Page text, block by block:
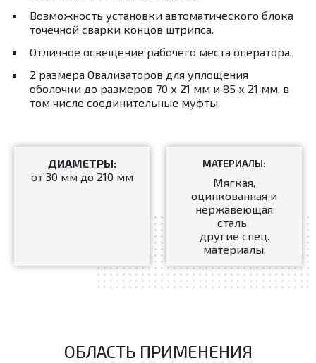
Возможность установки автоматического блока
точечной сварки концов штрипса.
Отличное освещение рабочего места оператора.
2 размера Овализаторов для уплощения
оболочки до размеров 70 х 21 мм и 85 х 21 мм, в
том числе соединительные муфты.
ДИАМЕТРЫ:
от 30 мм до 210 мм
МАТЕРИАЛЫ:
Мягкая,
оцинкованная и
нержавеющая
сталь,
другие спец.
материалы.
ОБЛАСТЬ ПРИМЕНЕНИЯ